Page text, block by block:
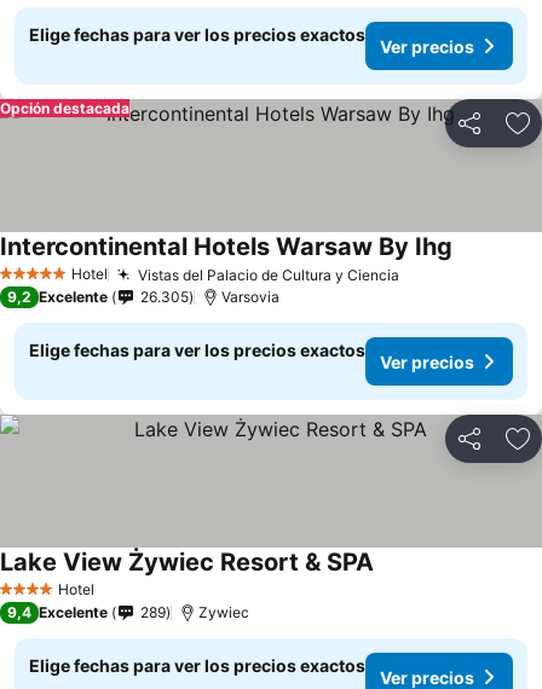
Elige fechas para ver los precios exactos
Ver precios
Compartir
Opción destacada
5 Estrellas Hotel Vistas del Palacio de Cultura y Ciencia
Intercontinental Hotels Warsaw By Ihg
9,2 Excelente 26.305 Varsovia
Elige fechas para ver los precios exactos
Ver precios
Compartir
4 EstrellasHotel
Lake View Żywiec Resort & SPA
9,4 Excelente 289 Zywiec
Elige fechas para ver los precios exactos
Ver precios